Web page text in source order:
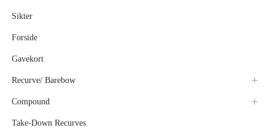
Sikter
Forside
Gavekort
Recurve/ Barebow
Compound
Take-Down Recurves